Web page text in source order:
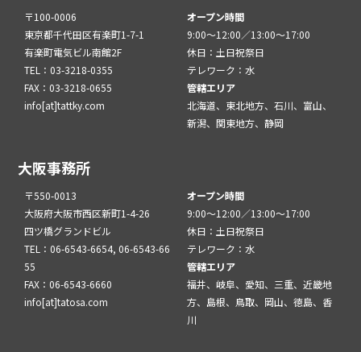
〒100-0006
東京都千代田区有楽町1-7-1
有楽町電気ビル南館2F
TEL：03-3218-0355
FAX：03-3218-0655
info[at]tattky.com
オープン時間
9:00～12:00／13:00～17:00
休日：土日祝祭日
テレワーク：水
管轄エリア
北海道、東北地方、石川、富山、
新潟、関東地方、静岡
大阪事務所
〒550-0013
大阪府大阪市西区新町1-4-26
四ツ橋グランドビル
TEL：06-6543-6654, 06-6543-66
55
FAX：06-6543-6660
info[at]tatosa.com
オープン時間
9:00～12:00／13:00～17:00
休日：土日祝祭日
テレワーク：水
管轄エリア
福井、岐阜、愛知、三重、近畿地
方、島根、鳥取、岡山、徳島、香
川